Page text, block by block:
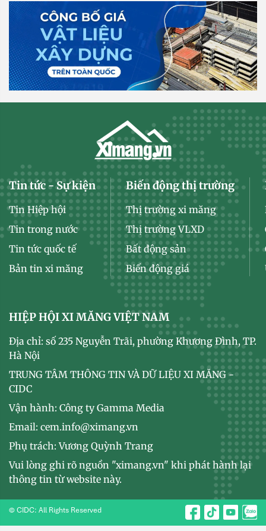
Tin tức - Sự kiện
Tin Hiệp hội
Tin trong nước
Tin tức quốc tế
Bản tin xi măng
Biến động thị trường
Thị trường xi măng
Thị trường VLXD
Bất động sản
Biến động giá
HIỆP HỘI XI MĂNG VIỆT NAM
Địa chỉ: số 235 Nguyễn Trãi, phường Khương Đình, TP.
Hà Nội
TRUNG TÂM THÔNG TIN VÀ DỮ LIỆU XI MĂNG -
CIDC
Vận hành: Công ty Gamma Media
Email: cem.info@ximang.vn
Phụ trách: Vương Quỳnh Trang
Vui lòng ghi rõ nguồn "ximang.vn" khi phát hành lại
thông tin từ website này.
© CIDC: All Rights Reserved